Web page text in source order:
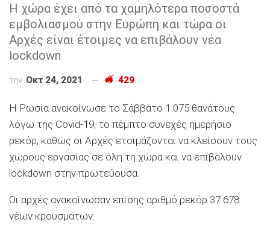
Η χώρα έχει από τα χαμηλότερα ποσοστά
εμβολιασμού στην Ευρώπη και τώρα οι
Αρχές είναι έτοιμες να επιβάλουν νέα
lockdown
την Οκτ 24, 2021 429
Η Ρωσία ανακοίνωσε το Σάββατο 1.075 θανάτους
λόγω της Covid-19, το πέμπτο συνεχές ημερήσιο
ρεκόρ, καθώς οι Αρχές ετοιμάζονται να κλείσουν τους
χώρους εργασίας σε όλη τη χώρα και να επιβάλουν
lockdown στην πρωτεύουσα.
Οι αρχές ανακοίνωσαν επίσης αριθμό ρεκόρ 37.678
νέων κρουσμάτων.